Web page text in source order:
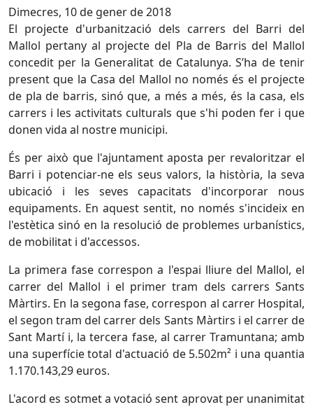
Dimecres, 10 de gener de 2018
El projecte d'urbanització dels carrers del Barri del
Mallol pertany al projecte del Pla de Barris del Mallol
concedit per la Generalitat de Catalunya. S’ha de tenir
present que la Casa del Mallol no només és el projecte
de pla de barris, sinó que, a més a més, és la casa, els
carrers i les activitats culturals que s'hi poden fer i que
donen vida al nostre municipi.
És per això que l'ajuntament aposta per revaloritzar el
Barri i potenciar-ne els seus valors, la història, la seva
ubicació i les seves capacitats d'incorporar nous
equipaments. En aquest sentit, no només s'incideix en
l'estètica sinó en la resolució de problemes urbanístics,
de mobilitat i d'accessos.
La primera fase correspon a l'espai lliure del Mallol, el
carrer del Mallol i el primer tram dels carrers Sants
Màrtirs. En la segona fase, correspon al carrer Hospital,
el segon tram del carrer dels Sants Màrtirs i el carrer de
Sant Martí i, la tercera fase, al carrer Tramuntana; amb
una superfície total d'actuació de 5.502m² i una quantia
1.170.143,29 euros.
L'acord es sotmet a votació sent aprovat per unanimitat